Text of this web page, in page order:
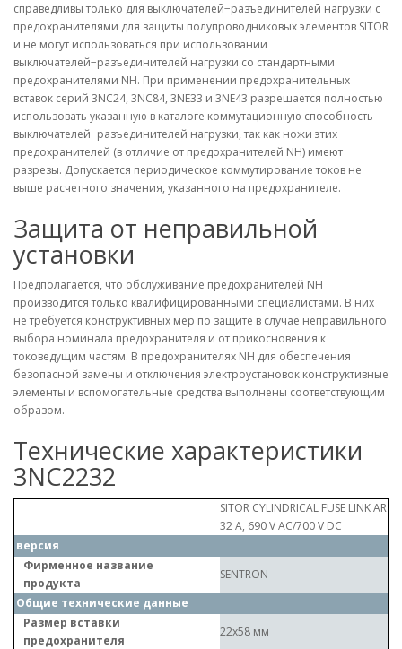
справедливы только для выключателей−разъединителей нагрузки с
предохранителями для защиты полупроводниковых элементов SITOR
и не могут использоваться при использовании
выключателей−разъединителей нагрузки со стандартными
предохранителями NH. При применении предохранительных
вставок серий 3NC24, 3NC84, 3NE33 и 3NE43 разрешается полностью
использовать указанную в каталоге коммутационную способность
выключателей−разъединителей нагрузки, так как ножи этих
предохранителей (в отличие от предохранителей NH) имеют
разрезы. Допускается периодическое коммутирование токов не
выше расчетного значения, указанного на предохранителе.
Защита от неправильной
установки
Предполагается, что обслуживание предохранителей NH
производится только квалифицированными специалистами. В них
не требуется конструктивных мер по защите в случае неправильного
выбора номинала предохранителя и от прикосновения к
токоведущим частям. В предохранителях NH для обеспечения
безопасной замены и отключения электроустановок конструктивные
элементы и вспомогательные средства выполнены соответствующим
образом.
Технические характеристики
3NC2232
SITOR CYLINDRICAL FUSE LINK AR
32 A, 690 V AC/700 V DC
версия
Фирменное название
продукта
SENTRON
Общие технические данные
Размер вставки
предохранителя
22x58 мм